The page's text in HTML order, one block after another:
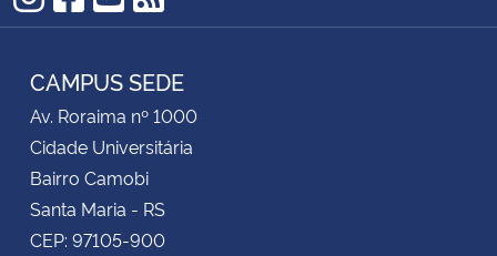
Instagram
Facebook
YouTube
RSS
CAMPUS SEDE
Av. Roraima nº 1000
Cidade Universitária
Bairro Camobi
Santa Maria - RS
CEP: 97105-900